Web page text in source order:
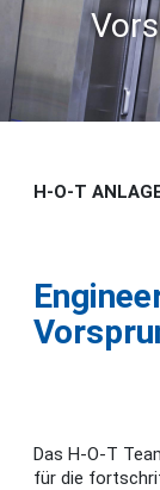
H-O-T
Das H-O-T
für die